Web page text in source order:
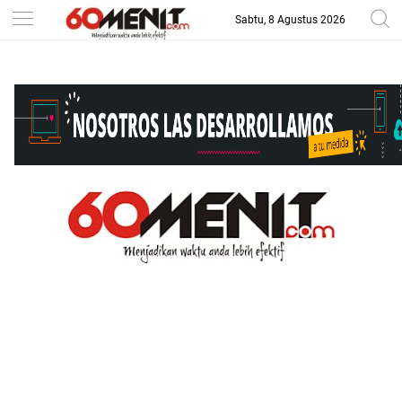
--> Sabtu, 8 Agustus 2026